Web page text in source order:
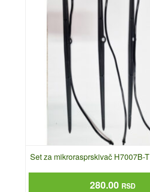
Set za mikrorasprskivač H7007B-T
280.00 RSD